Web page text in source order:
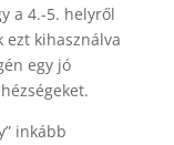
a 4.-5. helyről
ezt kihasználva
egy jó
inkább